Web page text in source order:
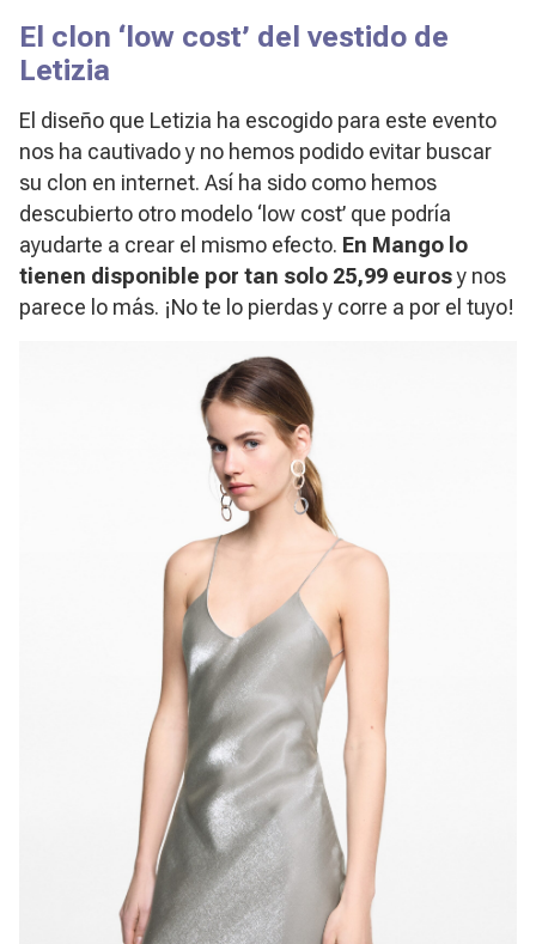
El clon ‘low cost’ del vestido de
Letizia
El diseño que Letizia ha escogido para este evento
nos ha cautivado y no hemos podido evitar buscar
su clon en internet. Así ha sido como hemos
descubierto otro modelo ‘low cost’ que podría
ayudarte a crear el mismo efecto. En Mango lo
tienen disponible por tan solo 25,99 eurosy nos
parece lo más. ¡No te lo pierdas y corre a por el tuyo!